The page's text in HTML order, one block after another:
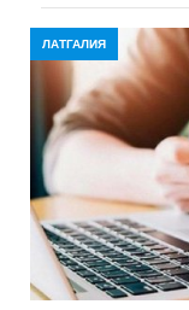
ЛАТГАЛИЯ